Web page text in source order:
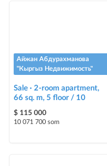
Айжан Абдурахманова
"Кыргыз Недвижимость"
Sale · 2-room apartment,
66 sq. m, 5 floor / 10
$ 115 000
10 071 700 som